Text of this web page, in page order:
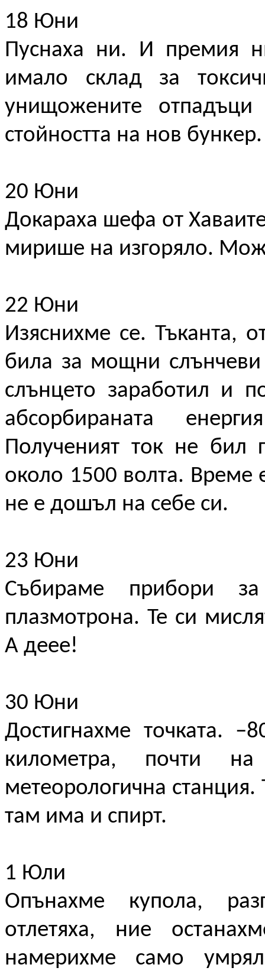
18 Юни
Пуснаха ни. И премия
имало склад за
унищожените
стойността на нов
20 Юни
Докараха шефа от
мирише на изгоряло.
22 Юни
Изяснихме се. Тъканта,
била за мощни
слънцето заработил и
абсорбираната
Полученият ток не бил
около 1500 волта. Време
не е дошъл на себе си.
23 Юни
Събираме прибори
плазмотрона. Те си
А деее!
30 Юни
Достигнахме точката.
километра, почти
метеорологична
там има и спирт.
1 Юли
Опънахме купола,
отлетяха, ние
намерихме само